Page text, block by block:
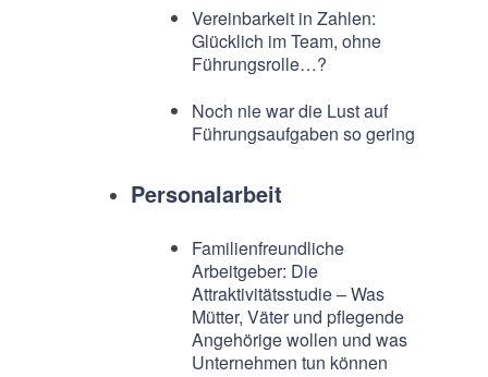
Vereinbarkeit in Zahlen:
Glücklich im Team, ohne
Führungsrolle…?
Noch nie war die Lust auf
Führungsaufgaben so gering
Personalarbeit
Familienfreundliche
Arbeitgeber: Die
Attraktivitätsstudie – Was
Mütter, Väter und pflegende
Angehörige wollen und was
Unternehmen tun können